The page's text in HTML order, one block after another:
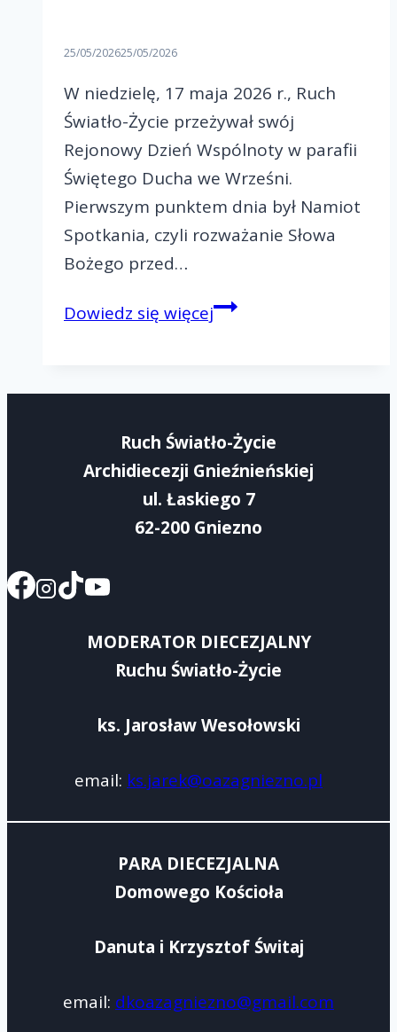
25/05/202625/05/2026
W niedzielę, 17 maja 2026 r., Ruch
Światło-Życie przeżywał swój
Rejonowy Dzień Wspólnoty w parafii
Świętego Ducha we Wrześni.
Pierwszym punktem dnia był Namiot
Spotkania, czyli rozważanie Słowa
Bożego przed…
Dowiedz się więcejPaschalny
Wspólnoty-
IV
Ruch Światło-Życie
Archidiecezji Gnieźnieńskiej
ul. Łaskiego 7
62-200 Gniezno
MODERATOR DIECEZJALNY
Ruchu Światło-Życie
ks. Jarosław Wesołowski
email: ks.jarek@oazagniezno.pl
PARA DIECEZJALNA
Domowego Kościoła
Danuta i Krzysztof Świtaj
email: dkoazagniezno@gmail.com